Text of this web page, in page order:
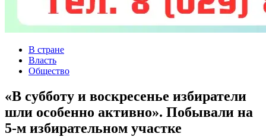
В стране
Власть
Общество
«В субботу и воскресенье избиратели
шли особенно активно». Побывали на
5-м избирательном участке